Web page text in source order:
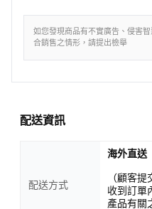
如您發現商品有不實廣告、侵害
合銷售之情形，請提出檢舉
配送資訊
配送方式
海外直送
（顧客
收到訂單
產品有關